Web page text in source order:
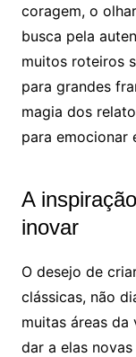
coragem, o
busca pela
muitos roteiros
para grandes
magia dos
para emocionar
A
inovar
O desejo de
clássicas, não
muitas áreas
dar a elas